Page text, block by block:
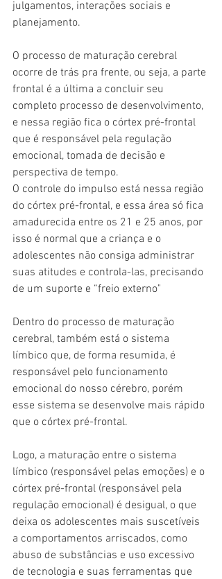
julgamentos, interações sociais e
planejamento.
O processo de maturação cerebral
ocorre de trás pra frente, ou seja, a parte
frontal é a última a concluir seu
completo processo de desenvolvimento,
e nessa região fica o córtex pré-frontal
que é responsável pela regulação
emocional, tomada de decisão e
perspectiva de tempo.
O controle do impulso está nessa região
do córtex pré-frontal, e essa área só fica
amadurecida entre os 21 e 25 anos, por
isso é normal que a criança e o
adolescentes não consiga administrar
suas atitudes e controla-las, precisando
de um suporte e “freio externo"
Dentro do processo de maturação
cerebral, também está o sistema
límbico que, de forma resumida, é
responsável pelo funcionamento
emocional do nosso cérebro, porém
esse sistema se desenvolve mais rápido
que o córtex pré-frontal.
Logo, a maturação entre o sistema
límbico (responsável pelas emoções) e o
córtex pré-frontal (responsável pela
regulação emocional) é desigual, o que
deixa os adolescentes mais suscetíveis
a comportamentos arriscados, como
abuso de substâncias e uso excessivo
de tecnologia e suas ferramentas que